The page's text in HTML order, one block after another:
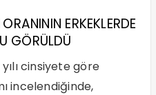
ERKEKLERDE
GÖRÜLDÜ
cinsiyete göre
incelendiğinde,